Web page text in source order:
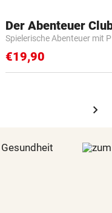
Der Abenteuer
Spielerische Abenteuer mit
€19,90
chevron_right